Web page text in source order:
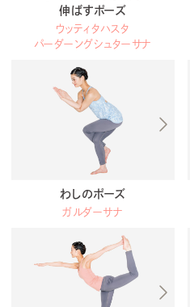
伸ばすポーズ
ウッティタハスタ
パーダーングシュターサナ
わしのポーズ
ガルダーサナ